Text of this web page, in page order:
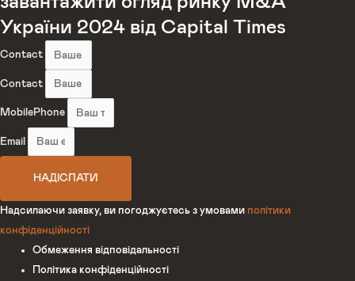
України 2024 від Capital Times
Contact
Contact
MobilePhone
Email
НАДІСЛАТИ
Надсилаючи заявку, ви погоджуєтесь з умовами політики
конфіденційності
Обмеження відповідальності
Політика конфіденційності